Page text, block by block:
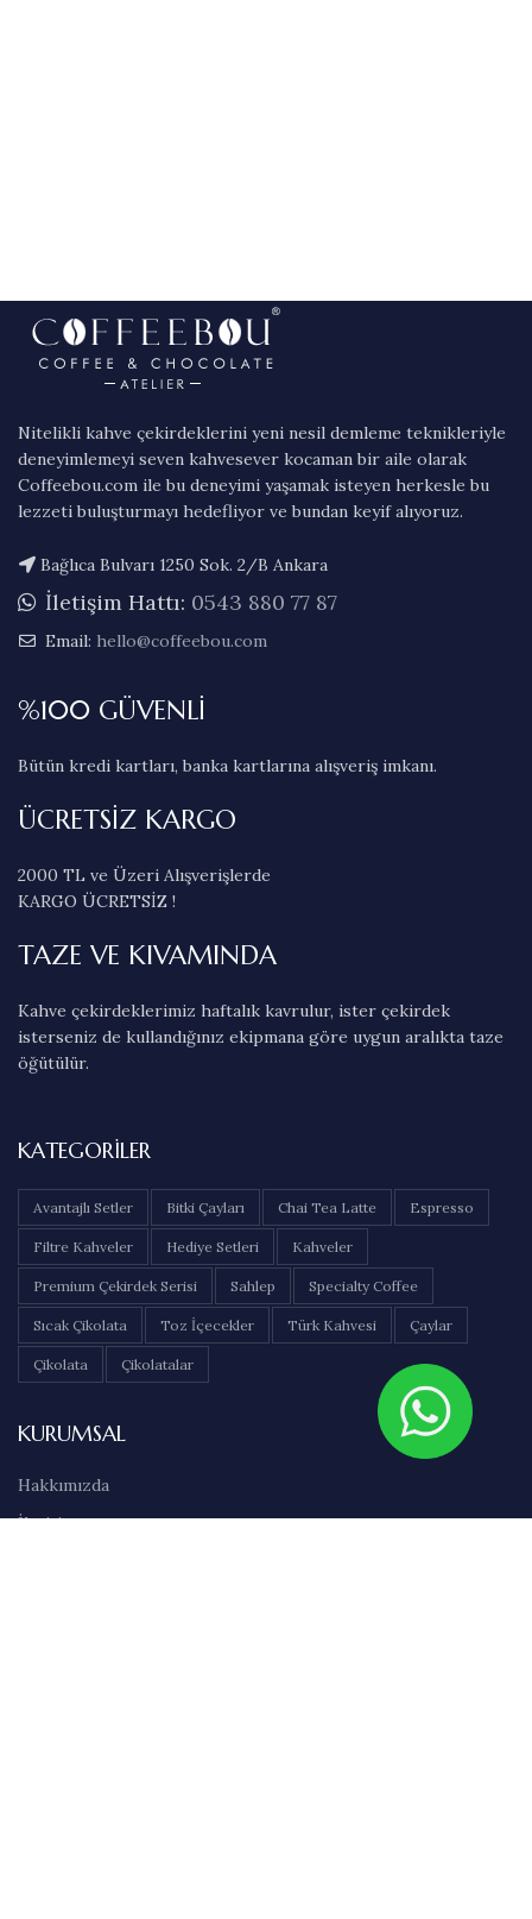
Nitelikli kahve çekirdeklerini yeni nesil demleme teknikleriyle
deneyimlemeyi seven kahvesever kocaman bir aile olarak
Coffeebou.com ile bu deneyimi yaşamak isteyen herkesle bu
lezzeti buluşturmayı hedefliyor ve bundan keyif alıyoruz.
Bağlıca Bulvarı 1250 Sok. 2/B Ankara
İletişim Hattı: 0543 880 77 87
Email: hello@coffeebou.com
%100 GÜVENLİ
Bütün kredi kartları, banka kartlarına alışveriş imkanı.
ÜCRETSİZ KARGO
2000 TL ve Üzeri Alışverişlerde
KARGO ÜCRETSİZ !
TAZE VE KIVAMINDA
Kahve çekirdeklerimiz haftalık kavrulur, ister çekirdek
isterseniz de kullandığınız ekipmana göre uygun aralıkta taze
öğütülür.
KATEGORILER
Avantajlı Setler Bitki Çayları Chai Tea Latte Espresso
Filtre Kahveler Hediye Setleri Kahveler
Premium Çekirdek Serisi Sahlep Specialty Coffee
Sıcak Çikolata Toz İçecekler Türk Kahvesi Çaylar
Çikolata Çikolatalar
KURUMSAL
Hakkımızda
İletişim